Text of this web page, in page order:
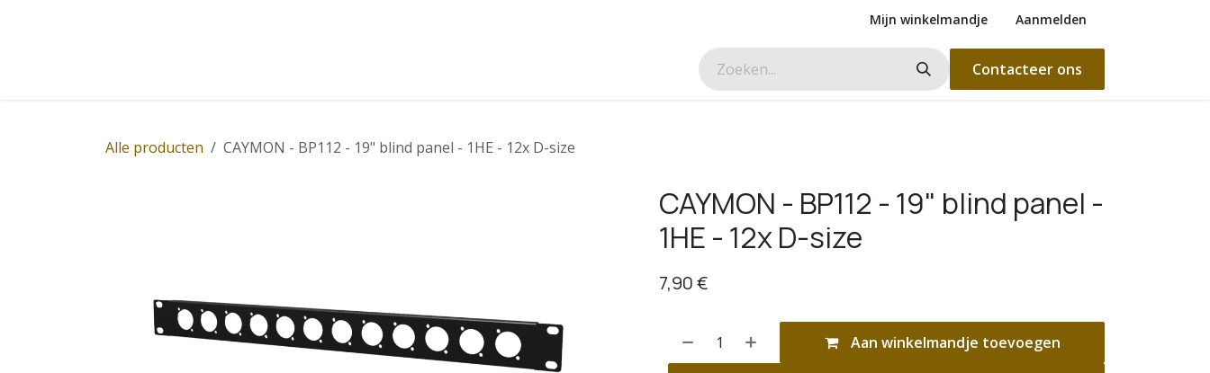
Mijn winkelmandje Aanmelden
Contacteer ons
Alle producten CAYMON - BP112 - 19" blind panel - 1HE - 12x D-size
CAYMON - BP112 - 19" blind panel -
1HE - 12x D-size
7,90€
Aan winkelmandje toevoegen